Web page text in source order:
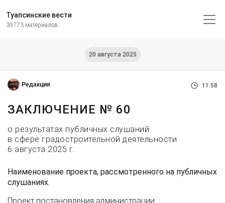
Туапсинские вести
39773 материалов
20 августа 2025
Редакция 11:58
ЗАКЛЮЧЕНИЕ № 60
о результатах публичных слушаний
в сфере градостроительной деятельности
6 августа 2025 г.
Наименование проекта, рассмотренного на публичных
слушаниях.
Проект постановления администрации